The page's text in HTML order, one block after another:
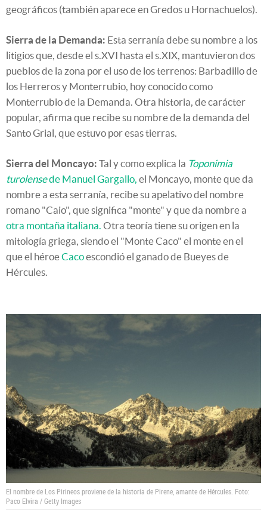
geográficos (también aparece en Gredos u Hornachuelos).
Sierra de la Demanda: Esta serranía debe su nombre a los
litigios que, desde el s.XVI hasta el s.XIX, mantuvieron dos
pueblos de la zona por el uso de los terrenos: Barbadillo de
los Herreros y Monterrubio, hoy conocido como
Monterrubio de la Demanda. Otra historia, de carácter
popular, afirma que recibe su nombre de la demanda del
Santo Grial, que estuvo por esas tierras.
Sierra del Moncayo: Tal y como explica la Toponimia
turolensede Manuel Gargallo, el Moncayo, monte que da
nombre a esta serranía, recibe su apelativo del nombre
romano "Caio", que significa "monte" y que da nombre a
otra montaña italiana. Otra teoría tiene su origen en la
mitología griega, siendo el "Monte Caco" el monte en el
que el héroeCacoescondió el ganado de Bueyes de
Hércules.
El nombre de Los Pirineos proviene de la historia de Pirene, amante de Hércules. Foto:
Paco Elvira / Getty Images